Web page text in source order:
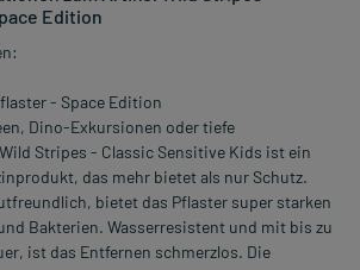
Edition
- Space Edition
Dino-Exkursionen oder tiefe
Stripes - Classic Sensitive Kids ist ein
das mehr bietet als nur Schutz.
bietet das Pflaster super starken
Bakterien. Wasserresistent und mit bis zu
ist das Entfernen schmerzlos. Die